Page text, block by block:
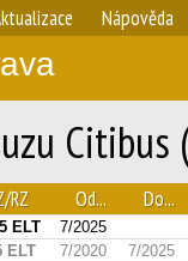
Nápověda
Citibus
RZ Od... Do...
ELT
7/2025
ELT
7/2020 7/2025